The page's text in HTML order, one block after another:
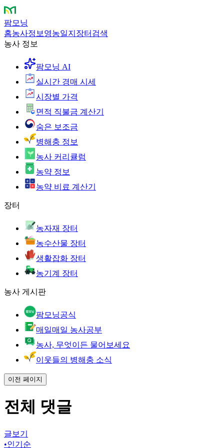
팜모닝
홈농사정보 영농일지 장터 검색
농사 정보
팜모닝 AI
실시간 경매 시세
시장별 가격
면적 직불금 계산기
숨은 보조금
병해충 정보
농사 커리큘럼
농약 정보
농약 비료 계산기
장터
농자재 장터
농수산물 장터
생활잡화 장터
농기계 장터
농사 게시판
팜모닝공식
매일매일 농사공부
농사, 무엇이든 물어보세요
이웃들의 병해충 소식
이전 페이지
전체 댓글
글보기
•인기순